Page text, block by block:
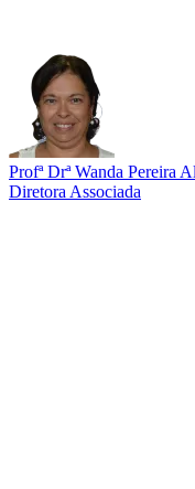
Profª Drª Wanda Pereira
Diretora Associada